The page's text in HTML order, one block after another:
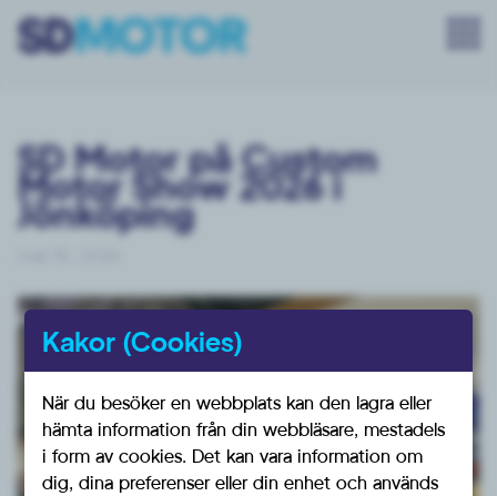
SD Motor på Custom
Motor Show 2026 i
Jönköping
Kakor (Cookies)
När du besöker en webbplats kan den lagra eller
hämta information från din webbläsare, mestadels
i form av cookies. Det kan vara information om
dig, dina preferenser eller din enhet och används